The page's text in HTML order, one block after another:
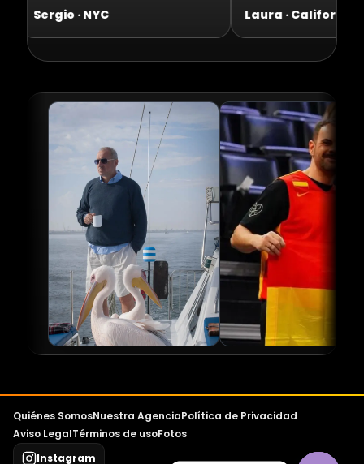
Sergio · NYC
Laura · California
Quiénes SomosNuestra AgenciaPolítica de Privacidad
Aviso LegalTérminos de usoFotos
Instagram